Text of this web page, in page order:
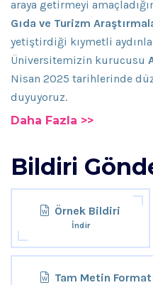
araya getirmeyi
Gıda ve Turizm
yetiştirdiği kıymetli
Üniversitemizin kurucusu
Nisan 2025 tarihlerinde
duyuyoruz.
Daha Fazla >>
Bildiri
Örnek Bildiri
İndir
Tam Metin